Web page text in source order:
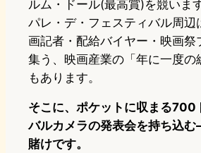
ルム・ドール(最高賞)を競いま
パレ・デ・フェスティバル周辺
画記者・配給バイヤー・映画祭
集う、映画産業の「年に一度の
もあります。
そこに、ポケットに収まる700
バルカメラの発表会を持ち込
賭けです。